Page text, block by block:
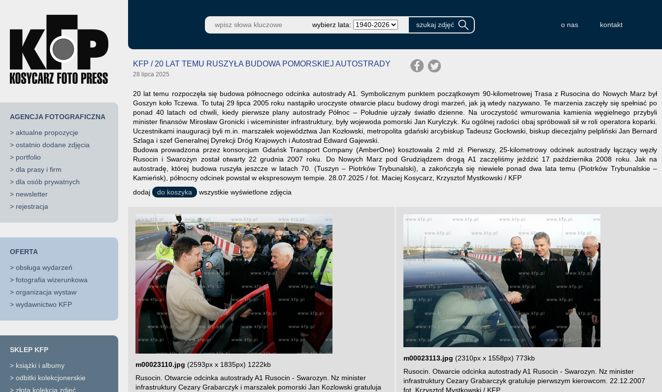
AGENCJA FOTOGRAFICZNA
> aktualne propozycje
> ostatnio dodane zdjęcia
> portfolio
> dla prasy i firm
> dla osób prywatnych
> newsletter
> rejestracja
OFERTA
> obsługa wydarzeń
> fotografia wizerunkowa
> organizacja wystaw
> wydawnictwo KFP
SKLEP KFP
> książki i albumy
> odbitki kolekcjonerskie
> złota kolekcja zdjęć
wybierz lata: o nas kontakt
KFP / 20 LAT TEMU RUSZYŁA BUDOWA POMORSKIEJ AUTOSTRADY
28 lipca 2025
20 lat temu rozpoczęła się budowa północnego odcinka autostrady A1. Symbolicznym punktem początkowym 90-kilometrowej Trasa z Rusocina do Nowych Marz był
Goszyn koło Tczewa. To tutaj 29 lipca 2005 roku nastąpiło uroczyste otwarcie placu budowy drogi marzeń, jak ją wtedy nazywano. Te marzenia zaczęły się spełniać po
ponad 40 latach od chwili, kiedy pierwsze plany autostrady Północ – Południe ujrzały światło dzienne. Na uroczystość wmurowania kamienia węgielnego przybyli
minister finansów Mirosław Gronicki i wiceminister infrastruktury, były wojewoda pomorski Jan Kurylczyk. Ku ogólnej radości obaj spróbowali sił w roli operatora koparki.
Uczestnikami inauguracji byli m.in. marszałek województwa Jan Kozłowski, metropolita gdański arcybiskup Tadeusz Gocłowski, biskup diecezjalny pelpliński Jan Bernard
Szlaga i szef Generalnej Dyrekcji Dróg Krajowych i Autostrad Edward Gajewski.
Budowa prowadzona przez konsorcjum Gdańsk Transport Company (AmberOne) kosztowała 2 mld zł. Pierwszy, 25-kilometrowy odcinek autostrady łączący węzły
Rusocin i Swarożyn został otwarty 22 grudnia 2007 roku. Do Nowych Marz pod Grudziądzem drogą A1 zaczęliśmy jeździć 17 października 2008 roku. Jak na
autostradę, której budowa ruszyła jeszcze w latach 70. (Tuszyn – Piotrków Trybunalski), a zakończyła się niewiele ponad dwa lata temu (Piotrków Trybunalskie –
Kamieńsk), północny odcinek powstał w ekspresowym tempie. 28.07.2025 / fot. Maciej Kosycarz, Krzysztof Mystkowski / KFP
dodaj
do koszyka wszystkie wyświetlone zdjęcia
m00023110.jpg (2593px x 1835px) 1222kb
Rusocin. Otwarcie odcinka autostrady A1 Rusocin - Swarozyn. Nz minister
infrastruktury Cezary Grabarczyk i marszalek pomorski Jan Kozlowski gratuluja
m00023113.jpg (2310px x 1558px) 773kb
Rusocin. Otwarcie odcinka autostrady A1 Rusocin - Swarozyn. Nz minister
infrastruktury Cezary Grabarczyk gratuluje pierwszym kierowcom. 22.12.2007
fot. Krzysztof Mystkowski / KFP